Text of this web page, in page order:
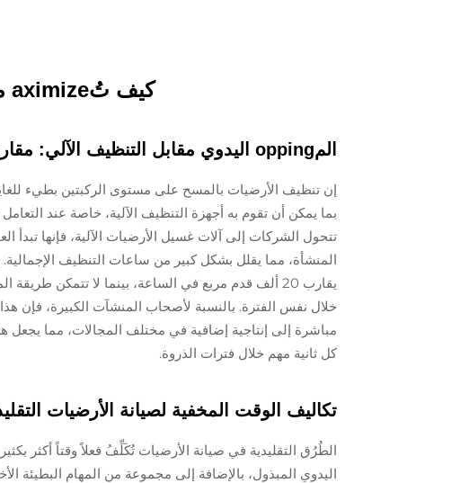
كيف تُaximize ماكينة غسل الأرضيات من كفاءة الوقت
المopping اليدوي مقابل التنظيف الآلي: مقارنة الزمن
إن تنظيف الأرضيات بالمسح على مستوى الركبتين بطيء
بما يمكن أن تقوم به أجهزة التنظيف الآلية، خاصة عند
تتحول الشركات إلى آلات غسيل الأرضيات الآلية، فإنها
المنشأة، مما يقلل بشكل كبير من ساعات التنظيف الإجمالية.
خلال نفس الفترة. بالنسبة لأصحاب المنشآت الكبيرة، فإن
مباشرة إلى إنتاجية إضافية في مختلف المجالات، مما
كل ثانية مهم خلال فترات الذروة.
تكاليف الوقت المخفية لصيانة الأرضيات
الطُرُق التقليدية في صيانة الأرضيات تُكَلِّفُ فعلاً وقتاً أكثر
اليدوي المبذول، بالإضافة إلى مجموعة من المهام البطيئة